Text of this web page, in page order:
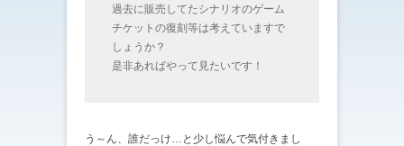
過去に販売してたシナリオのゲーム
チケットの復刻等は考えていますで
しょうか？
是非あればやって見たいです！
う～ん、誰だっけ…と少し悩んで気付きまし